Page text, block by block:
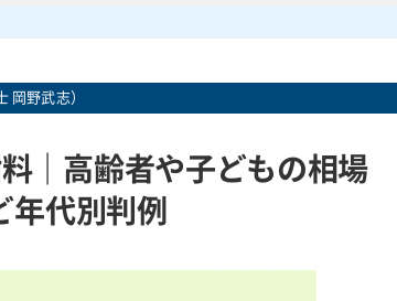
岡野武志）
｜高齢者や子どもの相場
年代別判例